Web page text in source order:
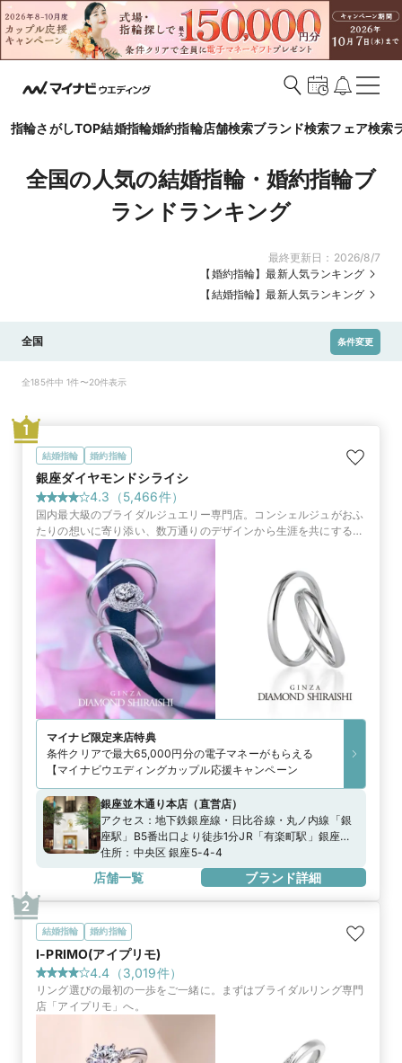
指輪さがしTOP結婚指輪婚約指輪店舗検索ブランド検索フェア検索
全国の人気の結婚指輪・婚約指輪ブ
ランドランキング
最終更新日： 2026/8/7
【婚約指輪】最新人気ランキング
【結婚指輪】最新人気ランキング
全国 条件変更
全185件中 1件〜20件表示
結婚指輪 婚約指輪
銀座ダイヤモンドシライシ
4.3 （5,466件）
国内最大級のブライダルジュエリー専門店。コンシェルジュがおふ
たりの想いに寄り添い、数万通りのデザインから生涯を共にする指
輪やサービスをご提案します
マイナビ限定来店特典
条件クリアで最大65,000円分の電子マネーがもらえる
【マイナビウエディングカップル応援キャンペーン
銀座並木通り本店 （直営店）
アクセス： 地下鉄銀座線・日比谷線・丸ノ内線「銀
座駅」B5番出口より徒歩1分JR「有楽町駅」銀座口
より徒歩5分
住所： 中央区 銀座5-4-4
店舗一覧 ブランド詳細
1
結婚指輪 婚約指輪
I-PRIMO(アイプリモ)
4.4 （3,019件）
リング選びの最初の一歩をご一緒に。まずはブライダルリング専門
店「アイプリモ」へ。
2